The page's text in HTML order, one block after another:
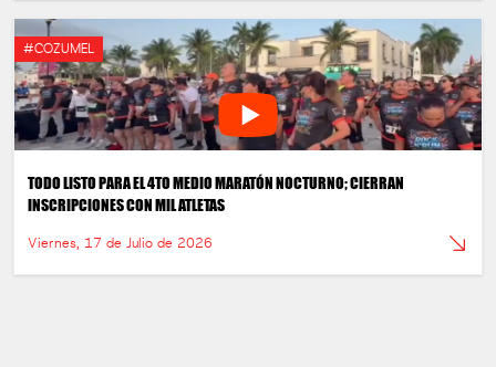
#COZUMEL
TODO LISTO PARA EL 4TO MEDIO MARATÓN NOCTURNO; CIERRAN
INSCRIPCIONES CON MIL ATLETAS
Viernes, 17 de Julio de 2026